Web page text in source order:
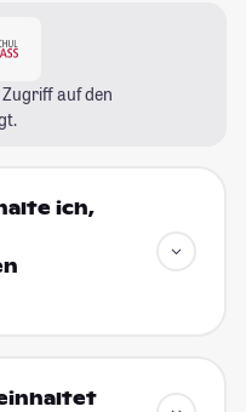
auf den
ich,